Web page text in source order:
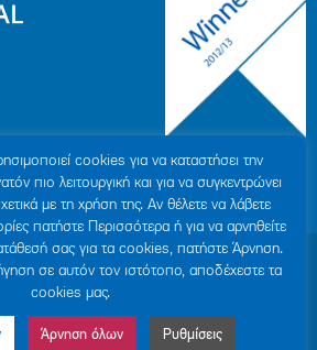
S.M.S.A.
ΓΕΜΗ: 000279901000
Terms of Use
Sitemap | Made by minoanDesign
cookies για να καταστήσει την
πιο λειτουργική και για να συγκεντρώνει
με τη χρήση της. Αν θέλετε να λάβετε
πατήστε Περισσότερα ή για να αρνηθείτε
σας για τα cookies, πατήστε Άρνηση.
σε αυτόν τον ιστότοπο, αποδέχεστε τα
cookies μας.
Άρνηση όλων Ρυθμίσεις